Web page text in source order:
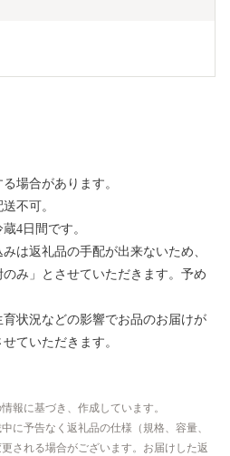
場合があります。
不可。
4日間です。
は返礼品の手配が出来ないため、
のみ」とさせていただきます。予め
状況などの影響でお品のお届けが
ていただきます。
報に基づき、作成しています。
に予告なく返礼品の仕様（規格、容量、
される場合がございます。お届けした返